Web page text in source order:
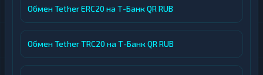
Обмен Tether ERC20 на Т-Банк QR RUB
Обмен Tether TRC20 на Т-Банк QR RUB